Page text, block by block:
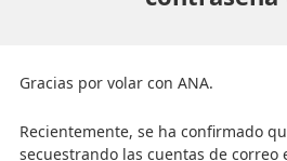
Gracias por volar con ANA.
Recientemente, se ha confirmado
secuestrando las cuentas de correo